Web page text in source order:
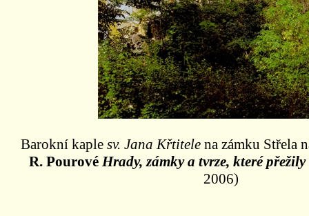
Barokní kaple sv. Jana Křtitelena zámku Střela
R. Pourové Hrady, zámky a tvrze, které
2006)